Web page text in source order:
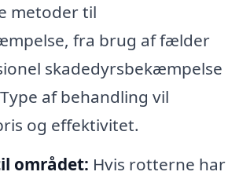
metoder til
fra brug af fælder
skadedyrsbekæmpelse
af behandling vil
og effektivitet.
området: Hvis rotterne har